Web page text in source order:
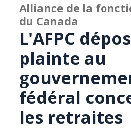
Alliance de la
du Canada
L'AFPC
plainte au
fédéral
les retraites